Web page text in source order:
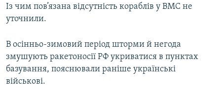
Із чим пов’язана відсутність кораблів у ВМС не
уточнили.
В осінньо-зимовий період шторми й негода
змушують ракетоносії РФ укриватися в пунктах
базування, пояснювали раніше українські
військові.